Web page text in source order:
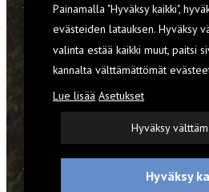
TILAA RETKI-
EVÄSTEET
Painamalla "Hyväksy kaikki",
evästeiden latauksen. Hyväksy
valinta estää kaikki muut, paitsi
kannalta välttämättömät
Lue lisää Asetukset
Hyväksy
Hyväksy